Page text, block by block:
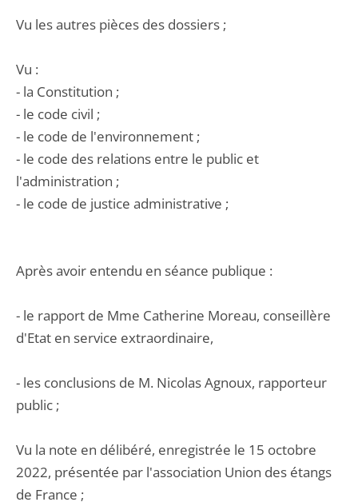
Vu les autres pièces des dossiers ;
Vu :
- la Constitution ;
- le code civil ;
- le code de l'environnement ;
- le code des relations entre le public et
l'administration ;
- le code de justice administrative ;
Après avoir entendu en séance publique :
- le rapport de Mme Catherine Moreau, conseillère
d'Etat en service extraordinaire,
- les conclusions de M. Nicolas Agnoux, rapporteur
public ;
Vu la note en délibéré, enregistrée le 15 octobre
2022, présentée par l'association Union des étangs
de France ;